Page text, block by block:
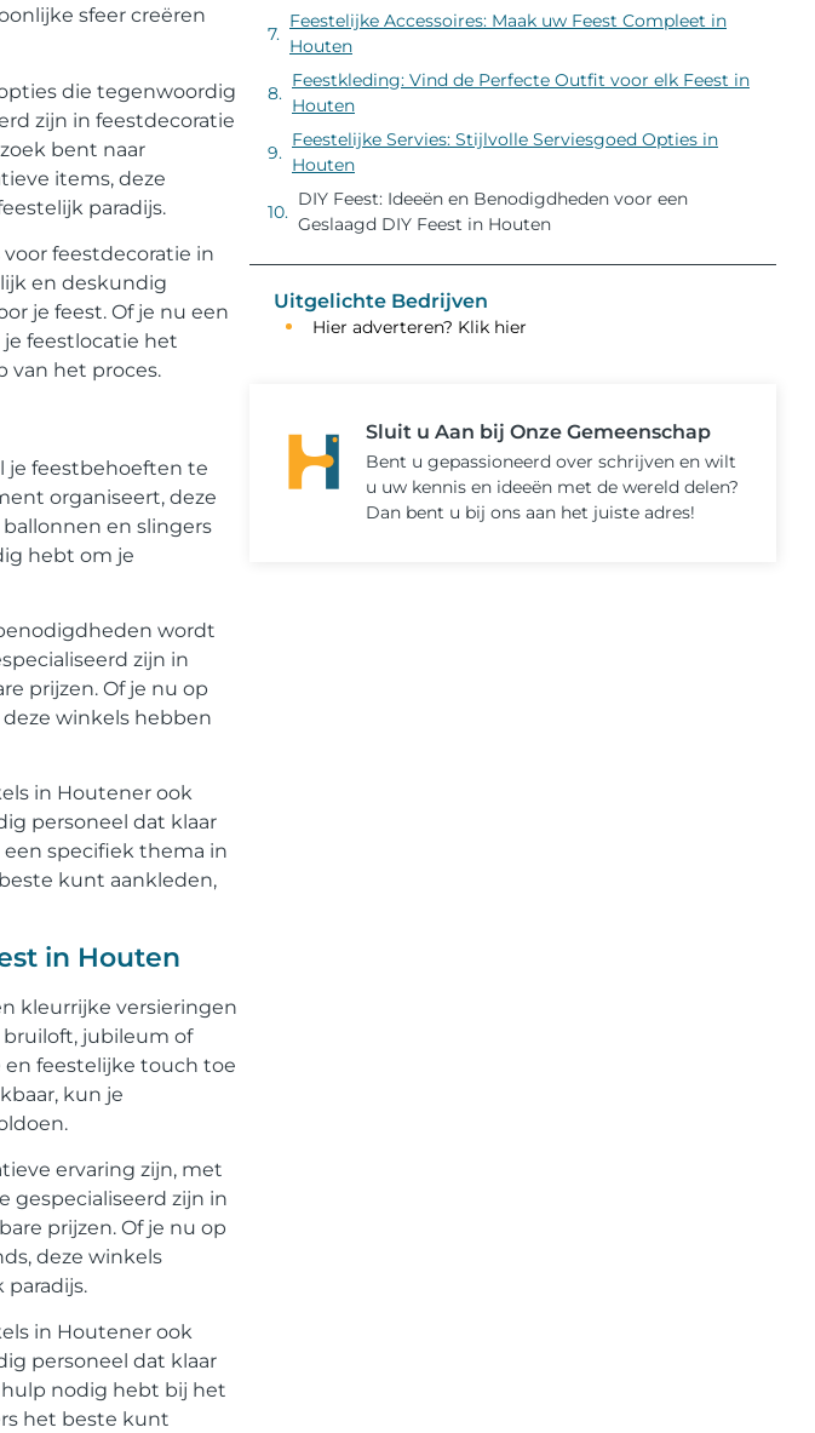
sfeer creëren
die tegenwoordig
zijn in feestdecoratie
bent naar
items, deze
paradijs.
feestdecoratie in
en deskundig
je feest. Of je nu een
feestlocatie het
van het proces.
je feestbehoeften te
organiseert, deze
en slingers
hebt om je
wordt
zijn in
prijzen. Of je nu op
winkels hebben
in Houtener ook
personeel dat klaar
specifiek thema in
kunt aankleden,
in Houten
kleurrijke versieringen
bruiloft, jubileum of
en feestelijke touch toe
kun je
ervaring zijn, met
gespecialiseerd zijn in
prijzen. Of je nu op
deze winkels
in Houtener ook
personeel dat klaar
hulp nodig hebt bij het
het beste kunt
Feestelijke Accessoires: Maak uw Feest Compleet in
Houten
Feestkleding: Vind de Perfecte Outfit voor elk Feest in
Houten
Feestelijke Servies: Stijlvolle Serviesgoed Opties in
Houten
DIY Feest: Ideeën en Benodigdheden voor een
Geslaagd DIY Feest in Houten
Uitgelichte Bedrijven
Hier adverteren? Klik hier
Sluit u Aan bij Onze Gemeenschap
Bent u gepassioneerd over schrijven en wilt
u uw kennis en ideeën met de wereld delen?
Dan bent u bij ons aan het juiste adres!